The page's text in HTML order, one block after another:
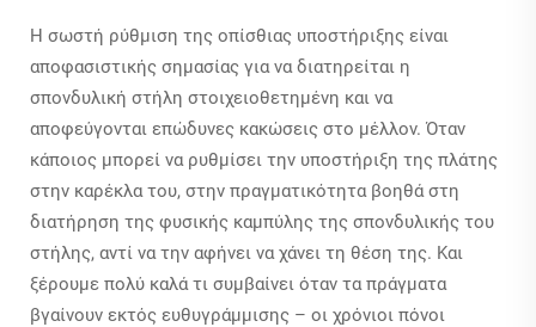
Η σωστή ρύθμιση της οπίσθιας υποστήριξης είναι
αποφασιστικής σημασίας για να διατηρείται η
σπονδυλική στήλη στοιχειοθετημένη και να
αποφεύγονται επώδυνες κακώσεις στο μέλλον. Όταν
κάποιος μπορεί να ρυθμίσει την υποστήριξη της πλάτης
στην καρέκλα του, στην πραγματικότητα βοηθά στη
διατήρηση της φυσικής καμπύλης της σπονδυλικής του
στήλης, αντί να την αφήνει να χάνει τη θέση της. Και
ξέρουμε πολύ καλά τι συμβαίνει όταν τα πράγματα
βγαίνουν εκτός ευθυγράμμισης – οι χρόνιοι πόνοι